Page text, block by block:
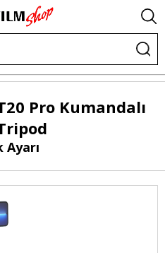
Pro Kumandalı
Ayarı